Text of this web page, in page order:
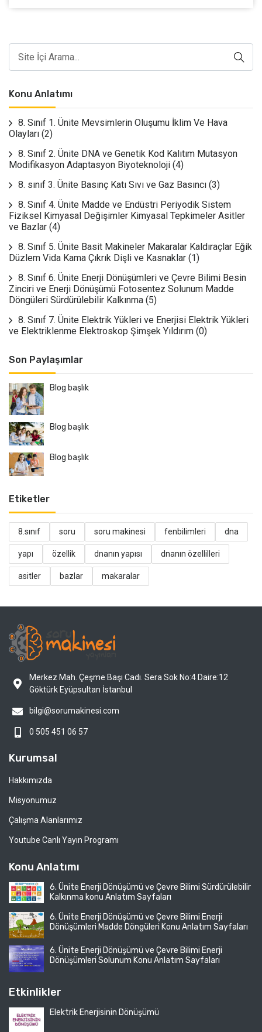
Konu Anlatımı
8. Sınıf 1. Ünite Mevsimlerin Oluşumu İklim Ve Hava
Olayları (2)
8. Sınıf 2. Ünite DNA ve Genetik Kod Kalıtım Mutasyon
Modifikasyon Adaptasyon Biyoteknoloji (4)
8. sınıf 3. Ünite Basınç Katı Sıvı ve Gaz Basıncı (3)
8. Sınıf 4. Ünite Madde ve Endüstri Periyodik Sistem
Fiziksel Kimyasal Değişimler Kimyasal Tepkimeler Asitler
ve Bazlar (4)
8. Sınıf 5. Ünite Basit Makineler Makaralar Kaldıraçlar Eğik
Düzlem Vida Kama Çıkrık Dişli ve Kasnaklar (1)
8. Sınıf 6. Ünite Enerji Dönüşümleri ve Çevre Bilimi Besin
Zinciri ve Enerji Dönüşümü Fotosentez Solunum Madde
Döngüleri Sürdürülebilir Kalkınma (5)
8. Sınıf 7. Ünite Elektrik Yükleri ve Enerjisi Elektrik Yükleri
ve Elektriklenme Elektroskop Şimşek Yıldırım (0)
Son Paylaşımlar
Blog başlık
Blog başlık
Blog başlık
Etiketler
8.sınıf soru soru makinesi fenbilimleri dna
yapı özellik dnanın yapısı dnanın özellilleri
asitler bazlar makaralar
Merkez Mah. Çeşme Başı Cadı. Sera Sok No:4 Daire:12
Göktürk Eyüpsultan İstanbul
bilgi@sorumakinesi.com
0 505 451 06 57
Kurumsal
Hakkımızda
Misyonumuz
Çalışma Alanlarımız
Youtube Canlı Yayın Programı
Konu Anlatımı
6. Ünite Enerji Dönüşümü ve Çevre Bilimi Sürdürülebilir
Kalkınma konu Anlatım Sayfaları
6. Ünite Enerji Dönüşümü ve Çevre Bilimi Enerji
Dönüşümleri Madde Döngüleri Konu Anlatım Sayfaları
6. Ünite Enerji Dönüşümü ve Çevre Bilimi Enerji
Dönüşümleri Solunum Konu Anlatım Sayfaları
Etkinlikler
Elektrik Enerjisinin Dönüşümü